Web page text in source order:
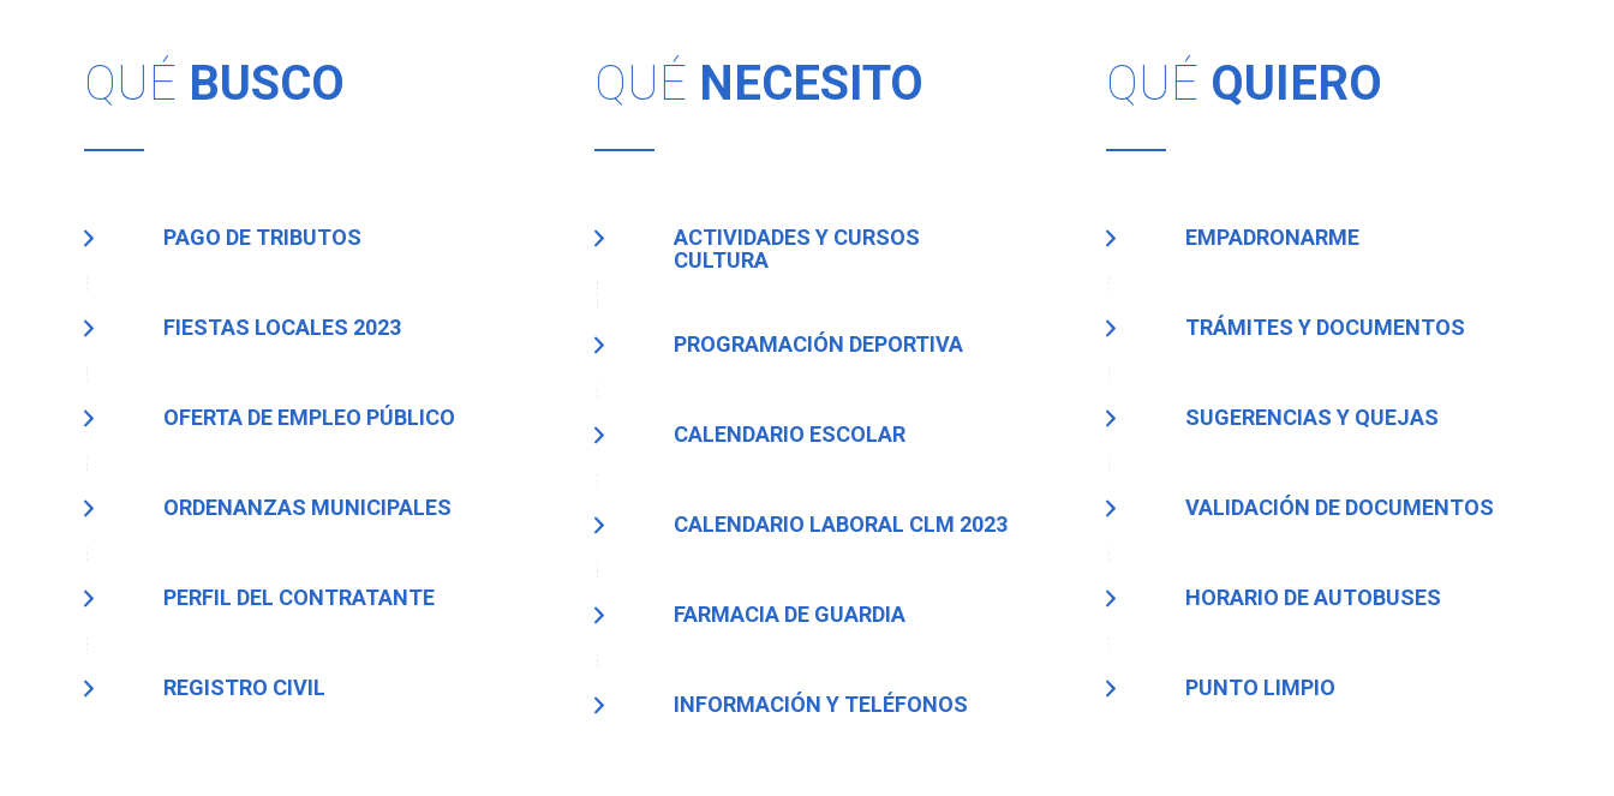
QUÉ BUSCO
PAGO DE TRIBUTOS
FIESTAS LOCALES 2023
OFERTA DE EMPLEO PÚBLICO
ORDENANZAS MUNICIPALES
PERFIL DEL CONTRATANTE
REGISTRO CIVIL
QUÉ NECESITO
ACTIVIDADES Y CURSOS
CULTURA
PROGRAMACIÓN DEPORTIVA
CALENDARIO ESCOLAR
CALENDARIO LABORAL CLM 2023
FARMACIA DE GUARDIA
INFORMACIÓN Y TELÉFONOS
QUÉ QUIERO
EMPADRONARME
TRÁMITES Y DOCUMENTOS
SUGERENCIAS Y QUEJAS
VALIDACIÓN DE DOCUMENTOS
HORARIO DE AUTOBUSES
PUNTO LIMPIO